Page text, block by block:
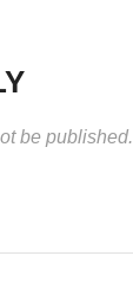
be published.